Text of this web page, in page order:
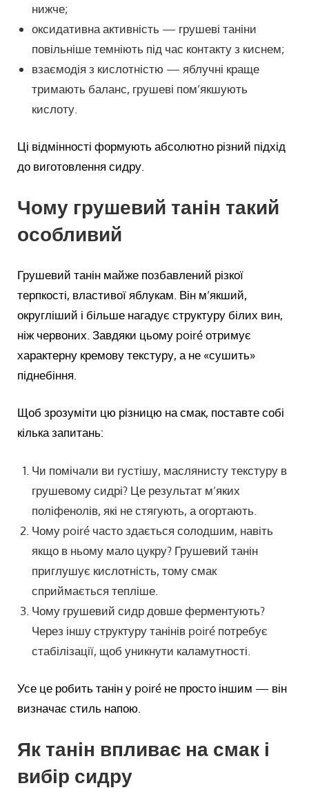
нижче;
оксидативна активність — грушеві таніни
повільніше темніють під час контакту з киснем;
взаємодія з кислотністю — яблучні краще
тримають баланс, грушеві пом’якшують
кислоту.
Ці відмінності формують абсолютно різний підхід
до виготовлення сидру.
Чому грушевий танін такий
особливий
Грушевий танін майже позбавлений різкої
терпкості, властивої яблукам. Він м’якший,
округліший і більше нагадує структуру білих вин,
ніж червоних. Завдяки цьому poiré отримує
характерну кремову текстуру, а не «сушить»
піднебіння.
Щоб зрозуміти цю різницю на смак, поставте собі
кілька запитань:
Чи помічали ви густішу, маслянисту текстуру в
грушевому сидрі? Це результат м’яких
поліфенолів, які не стягують, а огортають.
Чому poiré часто здається солодшим, навіть
якщо в ньому мало цукру? Грушевий танін
приглушує кислотність, тому смак
сприймається тепліше.
Чому грушевий сидр довше ферментують?
Через іншу структуру танінів poiré потребує
стабілізації, щоб уникнути каламутності.
Усе це робить танін у poiré не просто іншим — він
визначає стиль напою.
Як танін впливає на смак і
вибір сидру